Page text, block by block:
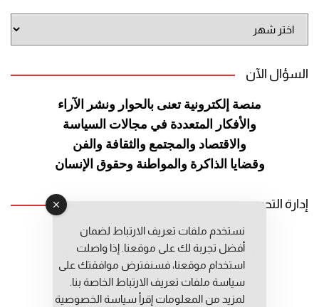
الموقع
السؤال الآن
منصة إلكترونية تعنى بالحوار ونشر الآراء
والأفكار المتعددة في مجالات السياسة
والاقتصاد والمجتمع والثقافة والفن
وقضايا الذاكرة والمواطنة وحقوق الإنسان
إدارة التحرير
رئيس التحرير: عبد الرحيم التوراني
رئيس التحرير المساعد: المعطي قبال
مديرة التحرير: فاطمة حوحو
نستخدم ملفات تعريف الارتباط لضمان
أفضل تجربة لك على موقعنا. إذا واصلت
استخدام موقعنا، فسنفترض موافقتك على
سياسة ملفات تعريف الارتباط الخاصة بنا.
لمزيد من المعلومات إقرأ سياسة الخصوصية